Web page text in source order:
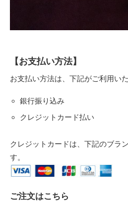
【お支払い方法】
お支払い方法は、下記がご利用いた
銀行振り込み
クレジットカード払い
クレジットカードは、下記のブラ
す。
ご注文はこちら